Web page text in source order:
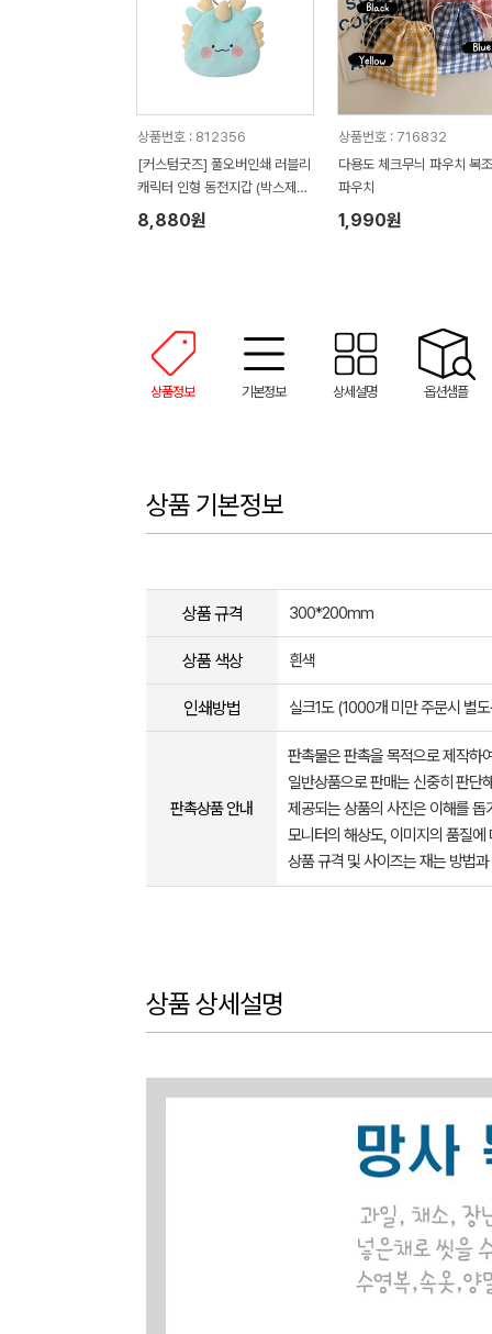
상품번호 : 812356
[커스텀굿즈] 풀오버인쇄 러블리
캐릭터 인형 동전지갑 (박스제작
가능)
8,880원
상품번호 : 716832
다용도 체크무늬 파우치 복
파우치
1,990원
상품정보 기본정보 상세설명 옵션샘플
상품 기본정보
상품 규격 300*200mm
상품 색상 흰색
인쇄방법 실크1도 (1000개 미만 주문시 별
판촉상품 안내
판촉물은 판촉을 목적으로 제작하
일반상품으로 판매는 신중히 판단
제공되는 상품의 사진은 이해를
모니터의 해상도, 이미지의 품질
상품 규격 및 사이즈는 재는 방법
상품 상세설명